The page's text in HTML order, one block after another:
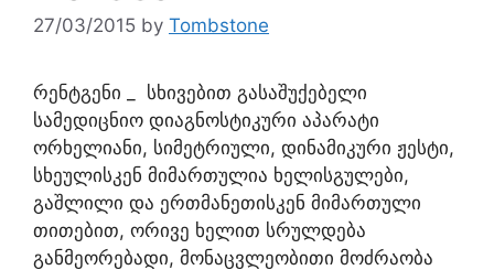
27/03/2015 by Tombstone
რენტგენი _ სხივებით გასაშუქებელი
სამედიცნიო დიაგნოსტიკური აპარატი
ორხელიანი, სიმეტრიული, დინამიკური ჟესტი,
სხეულისკენ მიმართულია ხელისგულები,
გაშლილი და ერთმანეთისკენ მიმართული
თითებით, ორივე ხელით სრულდება
განმეორებადი, მონაცვლეობითი მოძრაობა